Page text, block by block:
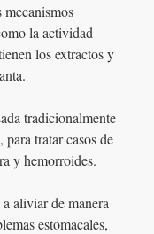
la actividad
los extractos y
tradicionalmente
tratar casos de
y hemorroides.
aliviar de manera
estomacales,